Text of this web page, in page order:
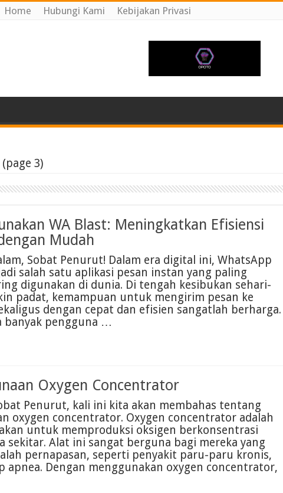
Home Hubungi Kami Kebijakan Privasi
3)
WA Blast: Meningkatkan Efisiensi
Mudah
Sobat Penurut! Dalam era digital ini, WhatsApp
salah satu aplikasi pesan instan yang paling
digunakan di dunia. Di tengah kesibukan sehari-
padat, kemampuan untuk mengirim pesan ke
dengan cepat dan efisien sangatlah berharga.
banyak pengguna …
Oxygen Concentrator
Penurut, kali ini kita akan membahas tentang
oxygen concentrator. Oxygen concentrator adalah
untuk memproduksi oksigen berkonsentrasi
sekitar. Alat ini sangat berguna bagi mereka yang
pernapasan, seperti penyakit paru-paru kronis,
apnea. Dengan menggunakan oxygen concentrator,